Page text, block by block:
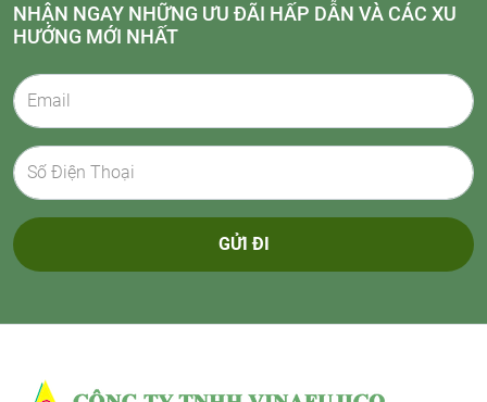
NHẬN NGAY NHỮNG ƯU ĐÃI HẤP DẪN VÀ CÁC XU
HƯỚNG MỚI NHẤT
GỬI ĐI